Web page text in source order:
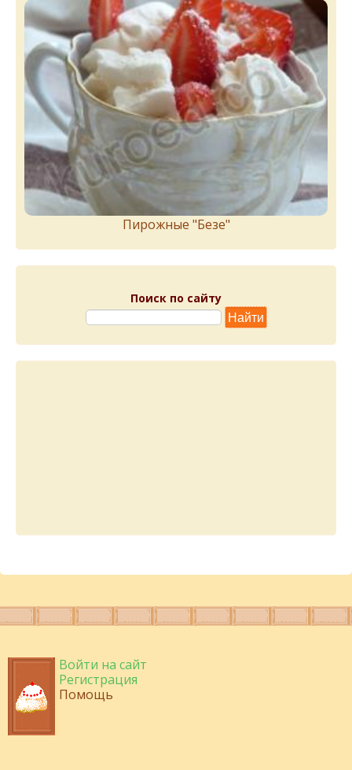
Пирожныe "Бeзe"
Поиск по сайту
Войти на сайт
Регистрация
Помощь